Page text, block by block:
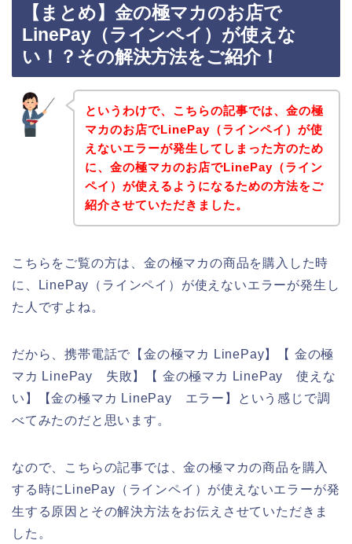
【まとめ】金の極マカのお店で
LinePay（ラインペイ）が使えな
い！？その解決方法をご紹介！
というわけで、こちらの記事では、金の極
マカのお店でLinePay（ラインペイ）が使
えないエラーが発生してしまった方のため
に、金の極マカのお店でLinePay（ライン
ペイ）が使えるようになるための方法をご
紹介させていただきました。
こちらをご覧の方は、金の極マカの商品を購入した時
に、LinePay（ラインペイ）が使えないエラーが発生し
た人ですよね。
だから、携帯電話で【金の極マカ LinePay】【 金の極
マカ LinePay 失敗】【 金の極マカ LinePay 使えな
い】【金の極マカ LinePay エラー】という感じで調
べてみたのだと思います。
なので、こちらの記事では、金の極マカの商品を購入
する時にLinePay（ラインペイ）が使えないエラーが発
生する原因とその解決方法をお伝えさせていただきま
した。